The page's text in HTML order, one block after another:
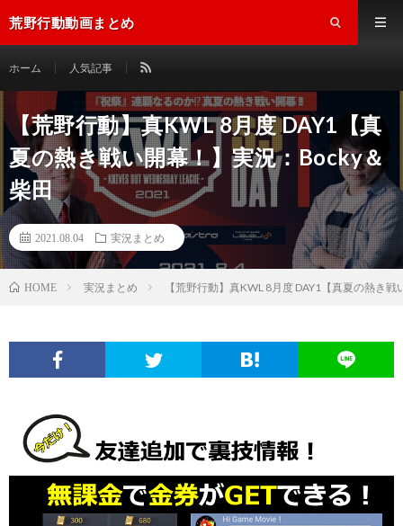
荒野行動動画まとめ
ホーム 人気記事
【荒野行動】真KWL 8月度 DAY1【真
夏の熱き戦い開幕！】実況：Bocky＆
柴田
2021.08.04 実況まとめ
HOME 実況まとめ 【荒野行動】真KWL 8月度 DAY1【真夏の熱き